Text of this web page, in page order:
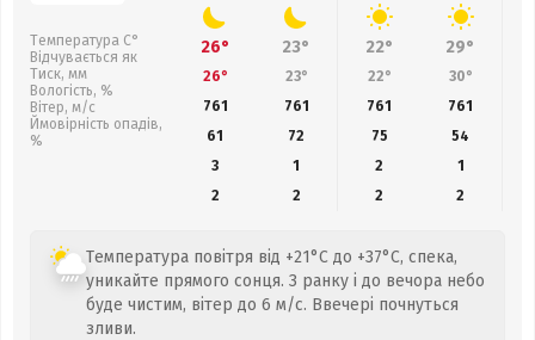
Температура С°
Відчувається як
Тиск, мм
Вологість, %
Вітер, м/с
Ймовірність опадів,
%
26° 23° 22° 29°
26° 23° 22° 30°
761
761 761 761
61
72 75 54
3
1 2
1
2
2 2 2
Температура повітря від +21°C до +37°C, спека,
уникайте прямого сонця. З ранку і до вечора небо
буде чистим, вітер до 6 м/с. Ввечері почнуться
зливи.